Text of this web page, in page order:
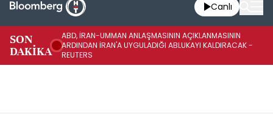
Canlı
SON
DAKİKA
ABD, İRAN-UMMAN ANLAŞMASININ AÇIKLANMASININ
ARDINDAN İRAN'A UYGULADIĞI ABLUKAYI KALDIRACAK -
REUTERS